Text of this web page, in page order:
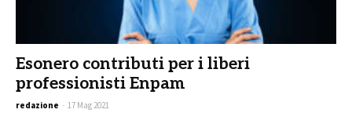
Esonero contributi per i liberi
professionisti Enpam
redazione - 17 Mag 2021